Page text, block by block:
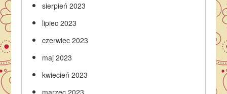
sierpień 2023
lipiec 2023
czerwiec 2023
maj 2023
kwiecień 2023
marzec 2023